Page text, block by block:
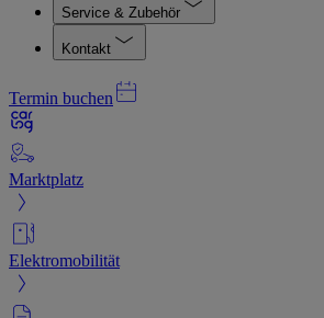
Service & Zubehör
Kontakt
Termin buchen
Marktplatz
Elektromobilität